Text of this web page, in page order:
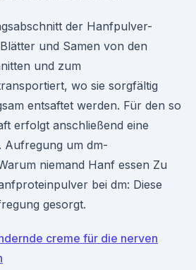
der Hanfpulver-
und Samen von den
und zum
wo sie sorgfältig
entsaftet werden. Für den so
erfolgt anschließend eine
Aufregung um dm-
niemand Hanf essen Zu
bei dm: Diese
gesorgt.
creme für die nerven